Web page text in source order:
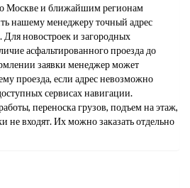
Москве и ближайшим регионам
нашему менеджеру точный адрес
Для новостроек и загородных
асфальтированного проезда до
заявки менеджер может
проезда, если адрес невозможно
сервисах навигации.
переноска грузов, подъем на этаж,
не входят. Их можно заказать отдельно